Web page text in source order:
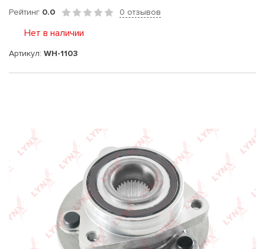
Рейтинг 0.0 0 отзывов
Нет в наличии
Артикул: WH-1103